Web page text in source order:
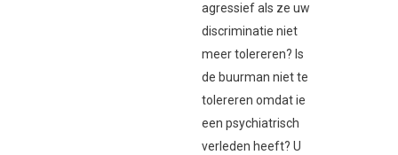
agressief als ze uw
discriminatie niet
meer tolereren? Is
de buurman niet te
tolereren omdat ie
een psychiatrisch
verleden heeft? U